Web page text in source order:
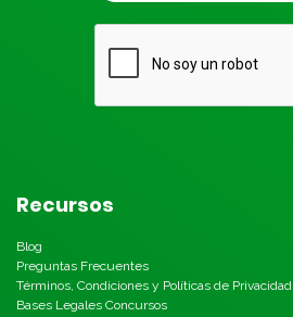
Recursos
Blog
Preguntas Frecuentes
Términos, Condiciones y Políticas de Privacidad
Bases Legales Concursos